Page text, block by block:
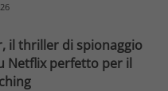
il thriller di spionaggio
Netflix perfetto per il